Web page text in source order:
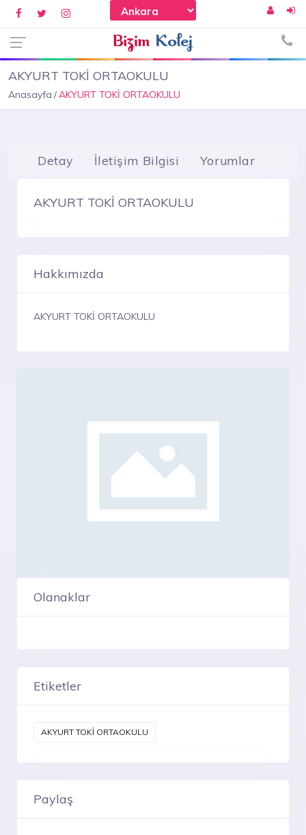
AKYURT TOKİ ORTAOKULU
Anasayfa AKYURT TOKİ ORTAOKULU
Detay İletişim Bilgisi Yorumlar
AKYURT TOKİ ORTAOKULU
Hakkımızda
AKYURT TOKİ ORTAOKULU
Olanaklar
Etiketler
AKYURT TOKİ ORTAOKULU
Paylaş